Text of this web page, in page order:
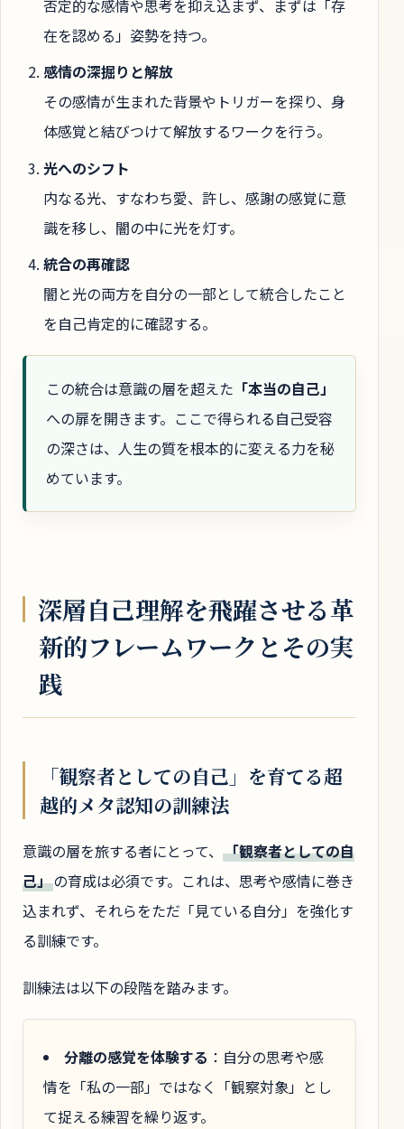
否定的な感情や思考を抑え込まず、まずは「存
在を認める」姿勢を持つ。
感情の深掘りと解放
その感情が生まれた背景やトリガーを探り、身
体感覚と結びつけて解放するワークを行う。
光へのシフト
内なる光、すなわち愛、許し、感謝の感覚に意
識を移し、闇の中に光を灯す。
統合の再確認
闇と光の両方を自分の一部として統合したこと
を自己肯定的に確認する。
この統合は意識の層を超えた 「本当の自己」
への扉を開きます。ここで得られる自己受容
の深さは、人生の質を根本的に変える力を秘
めています。
深層自己理解を飛躍させる革
新的フレームワークとその実
践
「観察者としての自己」を育てる超
越的メタ認知の訓練法
意識の層を旅する者にとって、 「観察者としての自
己」の育成は必須です。これは、思考や感情に巻き
込まれず、それらをただ「見ている自分」を強化す
る訓練です。
訓練法は以下の段階を踏みます。
分離の感覚を体験する ：自分の思考や感
情を「私の一部」ではなく「観察対象」とし
て捉える練習を繰り返す。